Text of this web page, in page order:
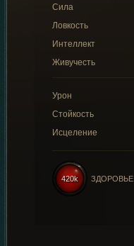
Сила
Ловкость
Интеллект
Живучесть
Урон
Стойкость
Исцеление
420k ЗДОРОВЬЕ